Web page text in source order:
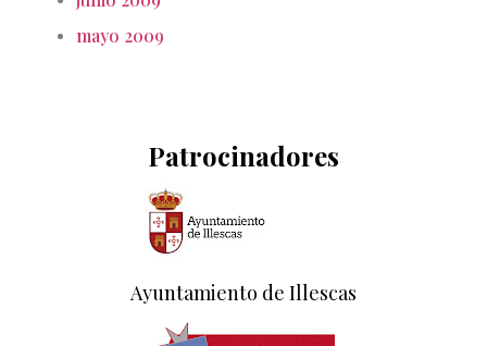
mayo 2009
Patrocinadores
Ayuntamiento de Illescas